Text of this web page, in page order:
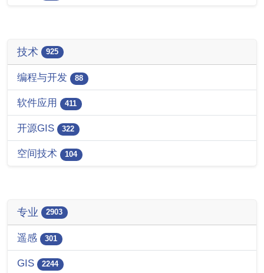
技术 925
编程与开发 88
软件应用 411
开源GIS 322
空间技术 104
专业 2903
遥感 301
GIS 2244